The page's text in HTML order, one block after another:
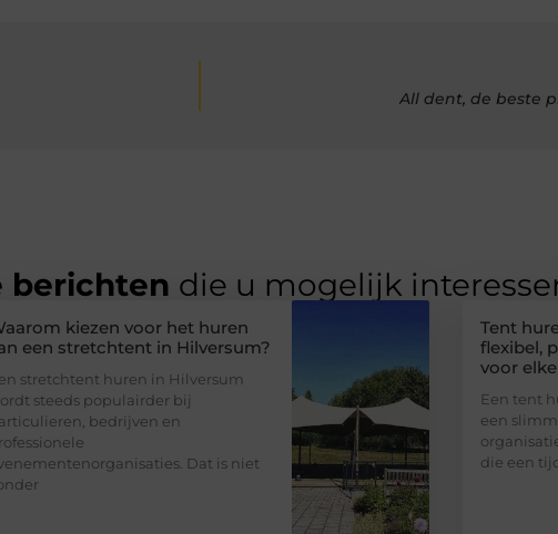
All dent, de beste
berichten die u mogelijk
kiezen voor het huren
een stretchtent in Hilversum?
stretchtent huren in Hilversum
steeds populairder bij
bedrijven en
Dat is niet
Tent
flexibel,
voor
Een tent
een
die een